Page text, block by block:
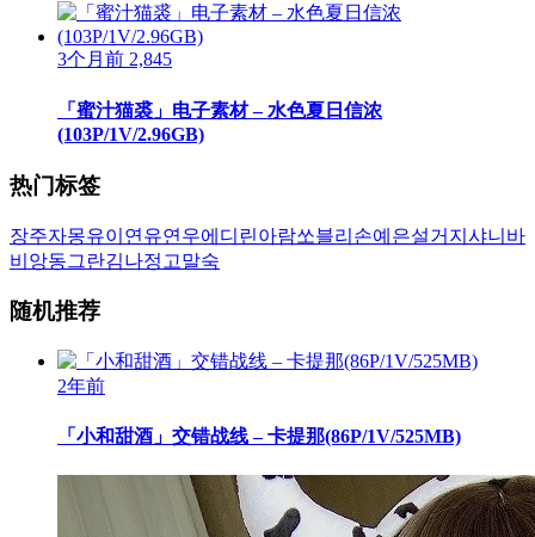
3个月前 2,845
「蜜汁猫裘」电子素材 – 水色夏日信浓
(103P/1V/2.96GB)
热门标签
장주자몽유이 연유연우에디린아람쏘블리 손예은설거지 샤니 바
비앙동그란김나정 고말숙
随机推荐
2年前
「小和甜酒」交错战线 – 卡提那(86P/1V/525MB)